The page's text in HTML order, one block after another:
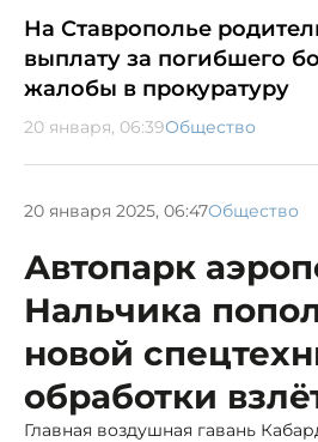
На Ставрополье
выплату за погибшего
жалобы в прокуратуру
20 января, 06:39Общество
20 января 2025, 06:47Общество
Автопарк
Нальчика
новой
обработки
Главная воздушная гавань